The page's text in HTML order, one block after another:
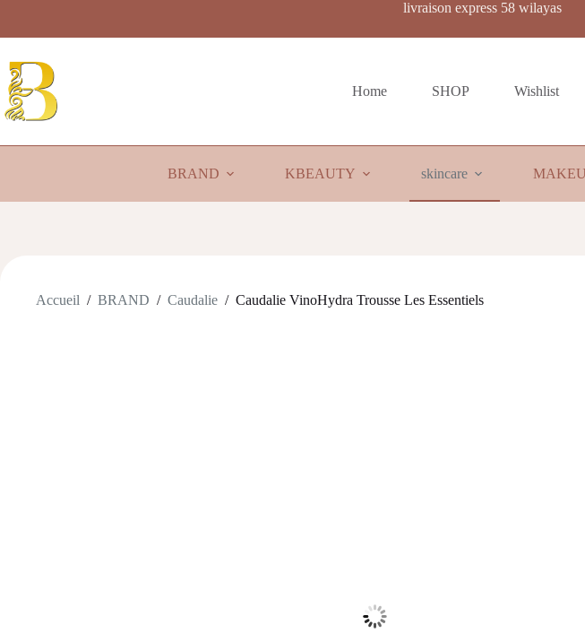
contenu
livraison express 58 wilayas
Home SHOP Wishlist
BRAND KBEAUTY skincare
Accueil / BRAND / Caudalie / Caudalie VinoHydra Trousse Les Essentiels